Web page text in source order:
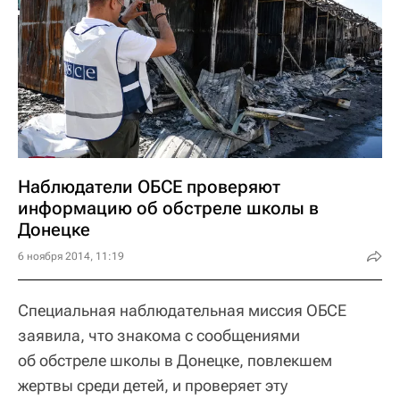
Наблюдатели ОБСЕ проверяют
информацию об обстреле школы в
Донецке
6 ноября 2014, 11:19
Специальная наблюдательная миссия ОБСЕ
заявила, что знакома с сообщениями
об обстреле школы в Донецке, повлекшем
жертвы среди детей, и проверяет эту